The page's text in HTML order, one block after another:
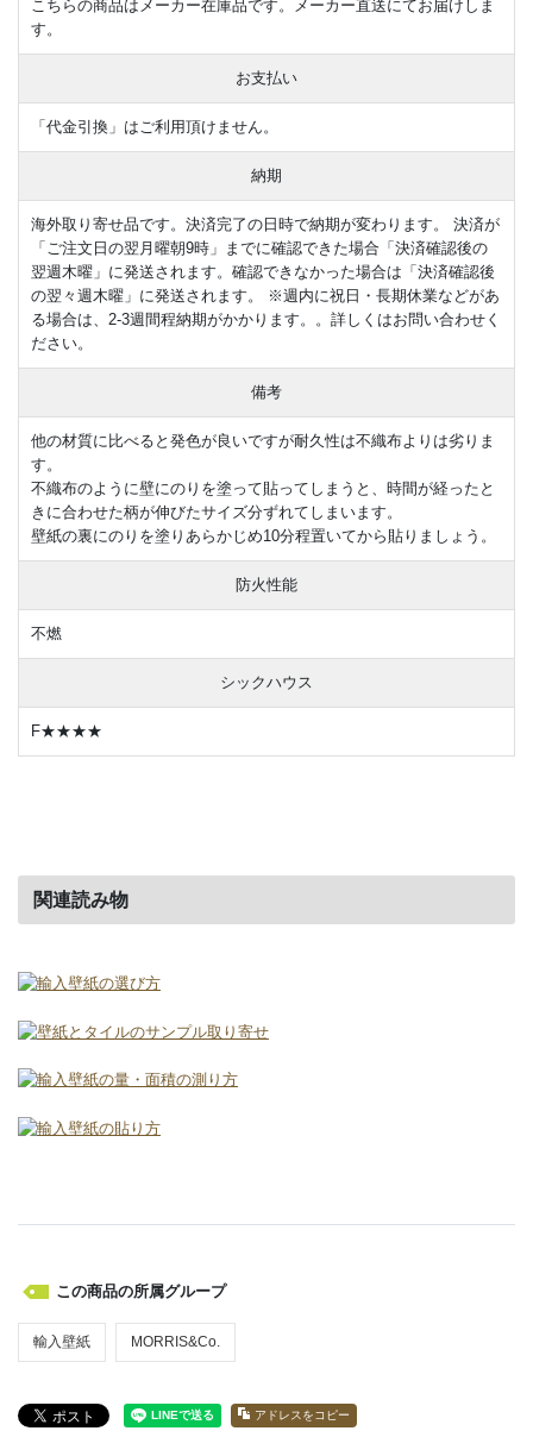
こちらの商品はメーカー在庫品です。メーカー直送にてお届けしま
す。
お支払い
「代金引換」はご利用頂けません。
納期
海外取り寄せ品です。決済完了の日時で納期が変わります。 決済が
「ご注文日の翌月曜朝9時」までに確認できた場合「決済確認後の
翌週木曜」に発送されます。確認できなかった場合は「決済確認後
の翌々週木曜」に発送されます。 ※週内に祝日・長期休業などがあ
る場合は、2-3週間程納期がかかります。。詳しくはお問い合わせく
ださい。
備考
他の材質に比べると発色が良いですが耐久性は不織布よりは劣りま
す。
不織布のように壁にのりを塗って貼ってしまうと、時間が経ったと
きに合わせた柄が伸びたサイズ分ずれてしまいます。
壁紙の裏にのりを塗りあらかじめ10分程置いてから貼りましょう。
防火性能
不燃
シックハウス
F★★★★
関連読み物
この商品の所属グループ
輸入壁紙 MORRIS&Co.
アドレスをコピー